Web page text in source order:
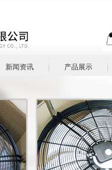
新闻资讯 产品展示